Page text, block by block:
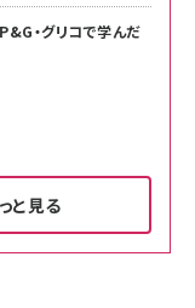
・グリコで学んだ
と見る